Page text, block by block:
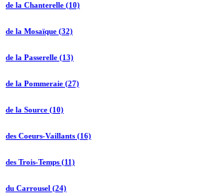
de la Chanterelle (10)
de la Mosaïque (32)
de la Passerelle (13)
de la Pommeraie (27)
de la Source (10)
des Coeurs-Vaillants (16)
des Trois-Temps (11)
du Carrousel (24)